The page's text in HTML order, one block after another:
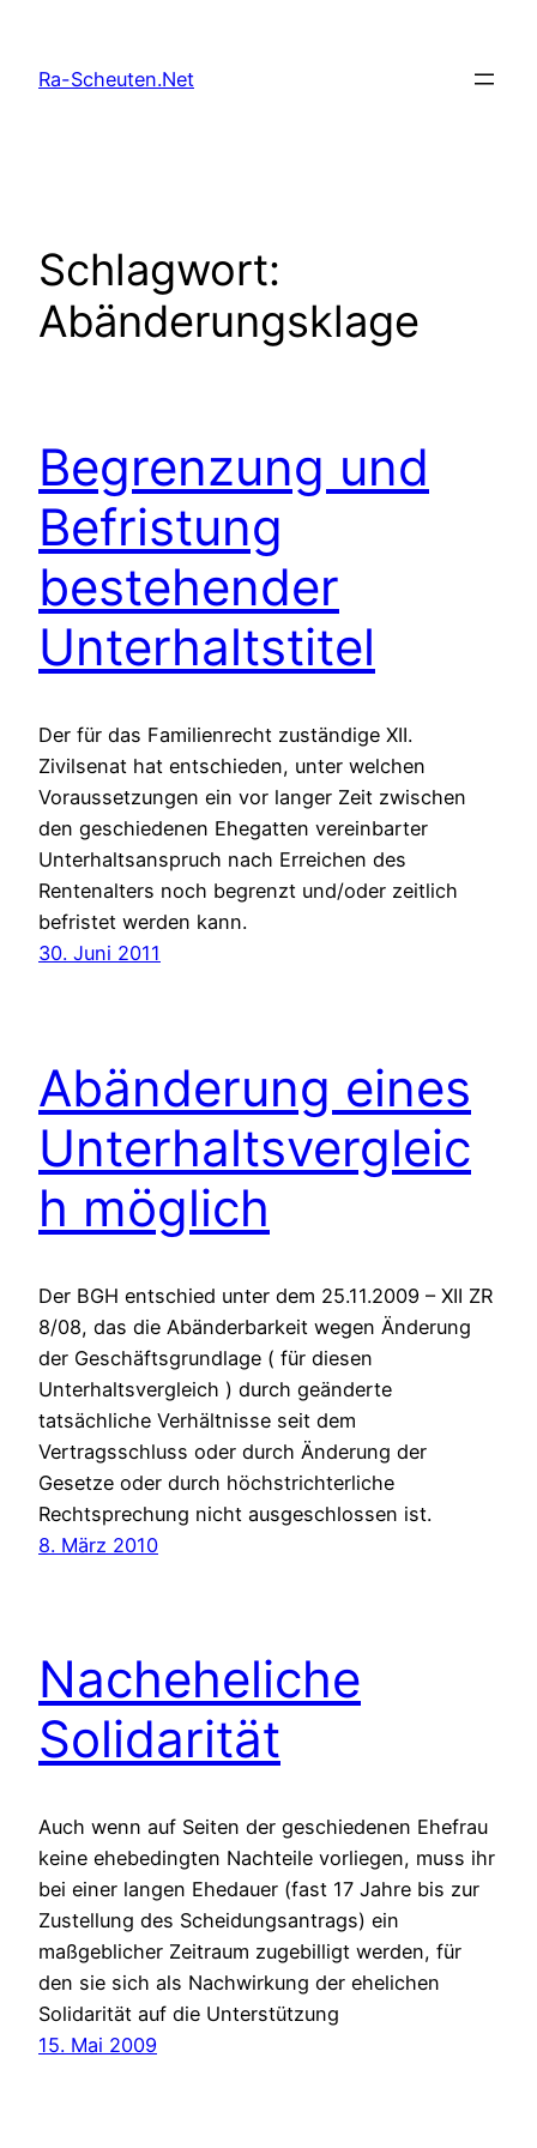
springen
Ra-Scheuten.Net
Schlagwort:
Abänderungsklage
Begrenzung und
Befristung
bestehender
Unterhaltstitel
Der für das Familienrecht zuständige XII.
Zivilsenat hat entschieden, unter welchen
Voraussetzungen ein vor langer Zeit zwischen
den geschiedenen Ehegatten vereinbarter
Unterhaltsanspruch nach Erreichen des
Rentenalters noch begrenzt und/oder zeitlich
befristet werden kann.
30. Juni 2011
Abänderung eines
Unterhaltsvergleic
h möglich
Der BGH entschied unter dem 25.11.2009 – XII ZR
8/08, das die Abänderbarkeit wegen Änderung
der Geschäftsgrundlage ( für diesen
Unterhaltsvergleich ) durch geänderte
tatsächliche Verhältnisse seit dem
Vertragsschluss oder durch Änderung der
Gesetze oder durch höchstrichterliche
Rechtsprechung nicht ausgeschlossen ist.
8. März 2010
Nacheheliche
Solidarität
Auch wenn auf Seiten der geschiedenen Ehefrau
keine ehebedingten Nachteile vorliegen, muss ihr
bei einer langen Ehedauer (fast 17 Jahre bis zur
Zustellung des Scheidungsantrags) ein
maßgeblicher Zeitraum zugebilligt werden, für
den sie sich als Nachwirkung der ehelichen
Solidarität auf die Unterstützung
15. Mai 2009